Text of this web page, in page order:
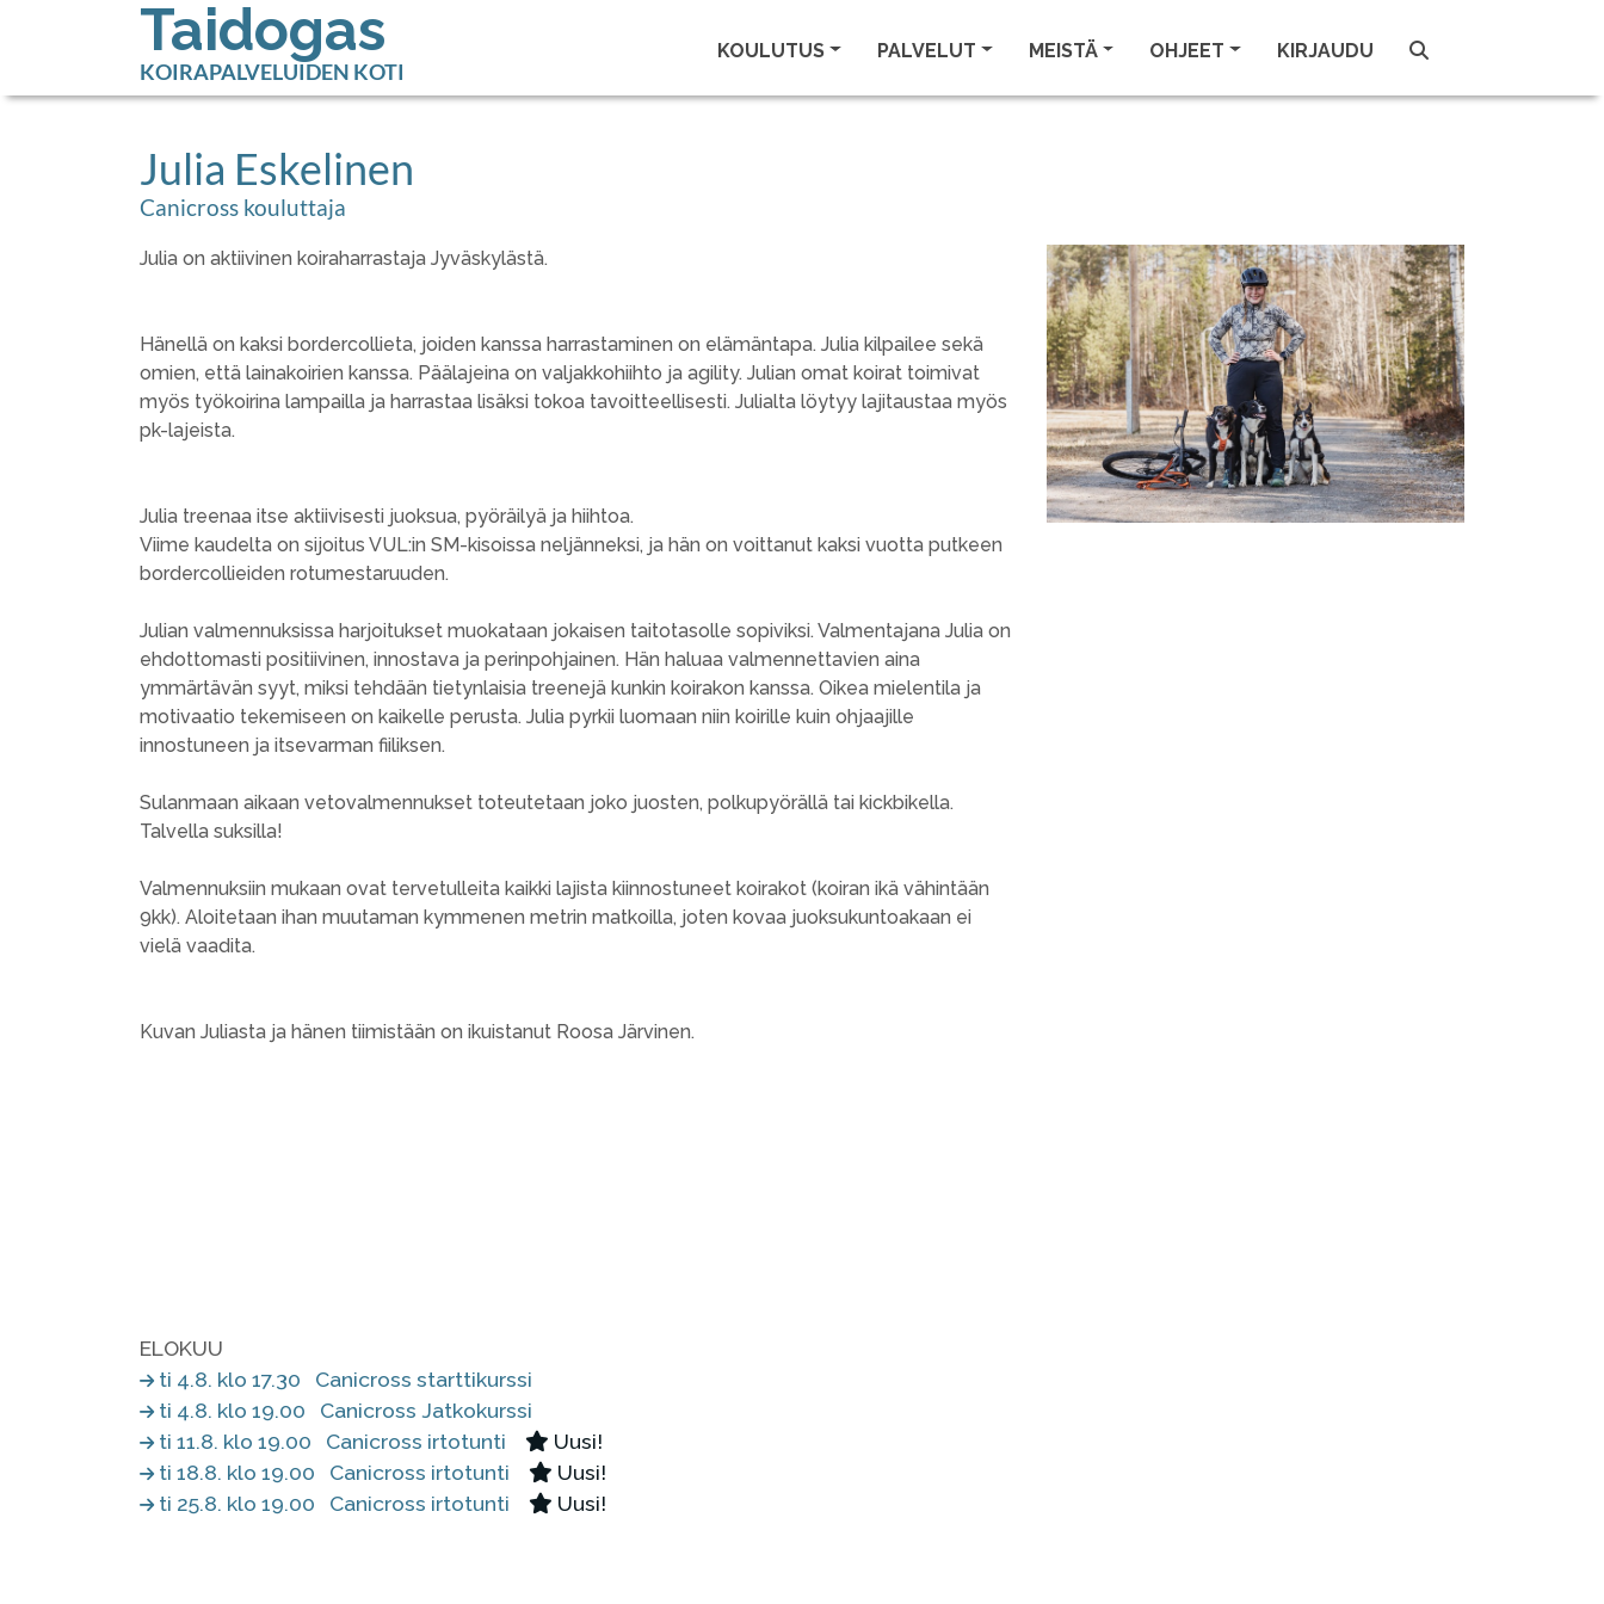
Taidogas
KOIRAPALVELUIDEN KOTI
KOULUTUS PALVELUT MEISTÄ OHJEET KIRJAUDU
Julia Eskelinen
Canicross kouluttaja
Julia on aktiivinen koiraharrastaja Jyväskylästä.
Hänellä on kaksi bordercollieta, joiden kanssa harrastaminen on elämäntapa. Julia kilpailee sekä
omien, että lainakoirien kanssa. Päälajeina on valjakkohiihto ja agility. Julian omat koirat toimivat
myös työkoirina lampailla ja harrastaa lisäksi tokoa tavoitteellisesti. Julialta löytyy lajitaustaa myös
pk-lajeista.
Julia treenaa itse aktiivisesti juoksua, pyöräilyä ja hiihtoa.
Viime kaudelta on sijoitus VUL:in SM-kisoissa neljänneksi, ja hän on voittanut kaksi vuotta putkeen
bordercollieiden rotumestaruuden.
Julian valmennuksissa harjoitukset muokataan jokaisen taitotasolle sopiviksi. Valmentajana Julia on
ehdottomasti positiivinen, innostava ja perinpohjainen. Hän haluaa valmennettavien aina
ymmärtävän syyt, miksi tehdään tietynlaisia treenejä kunkin koirakon kanssa. Oikea mielentila ja
motivaatio tekemiseen on kaikelle perusta. Julia pyrkii luomaan niin koirille kuin ohjaajille
innostuneen ja itsevarman fiiliksen.
Sulanmaan aikaan vetovalmennukset toteutetaan joko juosten, polkupyörällä tai kickbikella.
Talvella suksilla!
Valmennuksiin mukaan ovat tervetulleita kaikki lajista kiinnostuneet koirakot (koiran ikä vähintään
9kk). Aloitetaan ihan muutaman kymmenen metrin matkoilla, joten kovaa juoksukuntoakaan ei
vielä vaadita.
Kuvan Juliasta ja hänen tiimistään on ikuistanut Roosa Järvinen.
ELOKUU
ti 4.8. klo 17.30
Canicross starttikurssi
ti 4.8. klo 19.00
Canicross Jatkokurssi
ti 11.8. klo 19.00
Canicross irtotunti
Uusi!
ti 18.8. klo 19.00
Canicross irtotunti
Uusi!
ti 25.8. klo 19.00
Canicross irtotunti Uusi!